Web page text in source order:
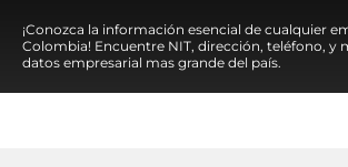
¡Conozca la información esencial de cualquier
Colombia! Encuentre NIT, dirección, teléfono, y
datos empresarial mas grande del país.